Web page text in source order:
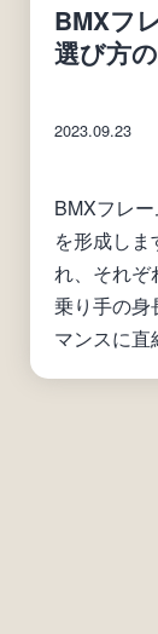
BMXフ
選び方
2023.09.23
BMXフレ
を形成し
れ、それぞ
乗り手の身
マンスに直